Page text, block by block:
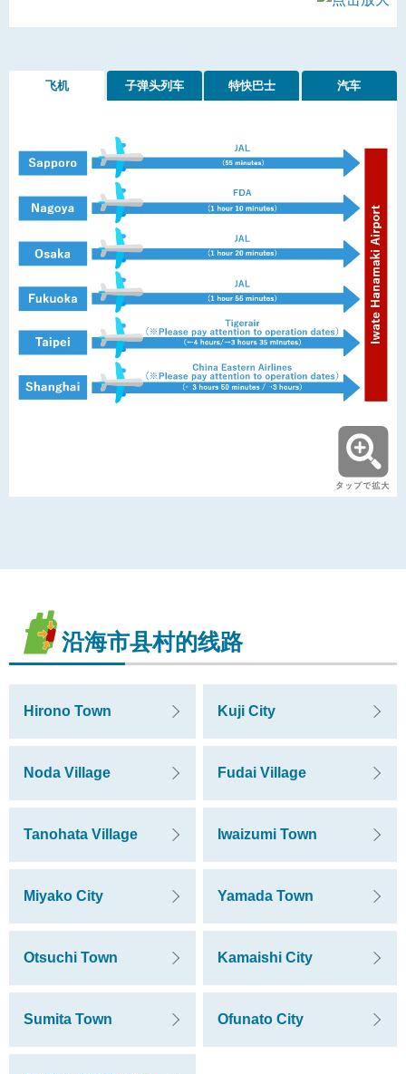
飞机 子弹头列车 特快巴士 汽车
沿海市县村的线路
Hirono Town Kuji City
Noda Village Fudai Village
Tanohata Village Iwaizumi Town
Miyako City Yamada Town
Otsuchi Town Kamaishi City
Sumita Town Ofunato City